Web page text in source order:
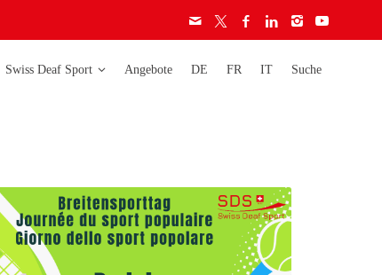
Weltmeisterschaften
Europameisterschaften
Ethik-Charta
Lizenzen
Audiogramm
Swiss Deaf Sport Angebote DE FR IT Suche